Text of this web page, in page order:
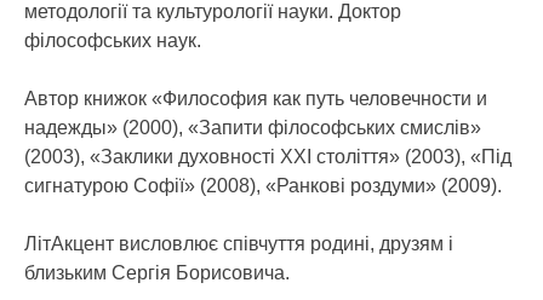
методології та культурології науки. Доктор
філософських наук.
Автор книжок «Философия как путь человечности и
надежды» (2000), «Запити філософських смислів»
(2003), «Заклики духовності ХХІ століття» (2003), «Під
сигнатурою Софії» (2008), «Ранкові роздуми» (2009).
ЛітАкцент висловлює співчуття родині, друзям і
близьким Сергія Борисовича.